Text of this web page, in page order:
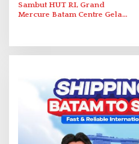
Sambut HUT RI, Grand
Mercure Batam Centre Gelar